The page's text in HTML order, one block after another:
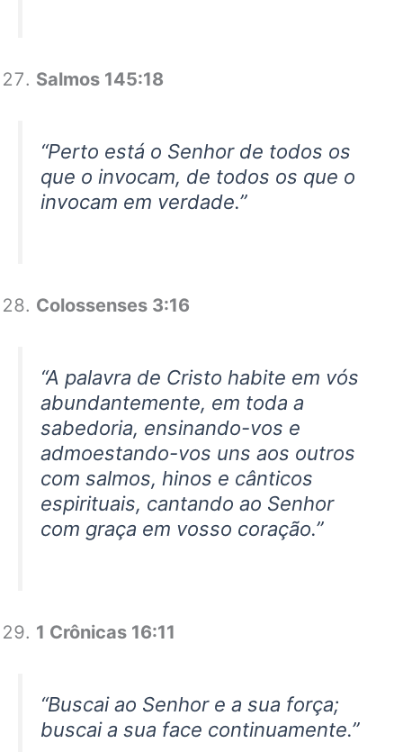
Salmos 145:18
“Perto está o Senhor de todos os
que o invocam, de todos os que o
invocam em verdade.”
Colossenses 3:16
“A palavra de Cristo habite em vós
abundantemente, em toda a
sabedoria, ensinando-vos e
admoestando-vos uns aos outros
com salmos, hinos e cânticos
espirituais, cantando ao Senhor
com graça em vosso coração.”
1 Crônicas 16:11
“Buscai ao Senhor e a sua força;
buscai a sua face continuamente.”